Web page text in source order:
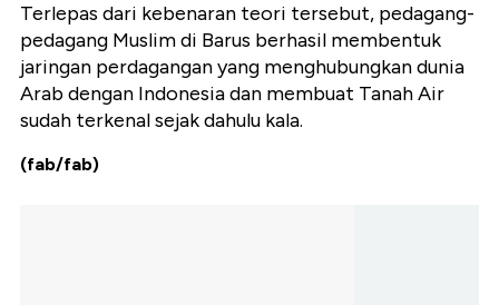
Terlepas dari kebenaran teori tersebut, pedagang-
pedagang Muslim di Barus berhasil membentuk
jaringan perdagangan yang menghubungkan dunia
Arab dengan Indonesia dan membuat Tanah Air
sudah terkenal sejak dahulu kala.
(fab/fab)